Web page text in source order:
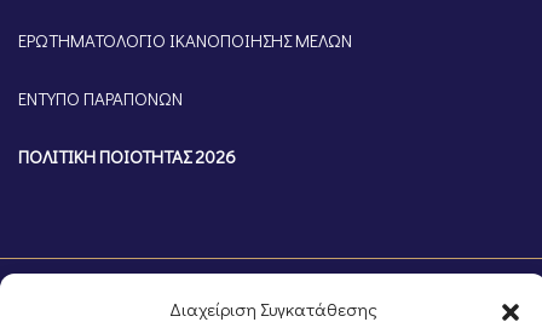
Διαχείριση Συγκατάθεσης
ΕΡΩΤΗΜΑΤΟΛΟΓΙΟ ΙΚΑΝΟΠΟΙΗΣΗΣ ΜΕΛΩΝ
ΕΝΤΥΠΟ ΠΑΡΑΠΟΝΩΝ
ΠΟΛΙΤΙΚΗ ΠΟΙΟΤΗΤΑΣ 2026